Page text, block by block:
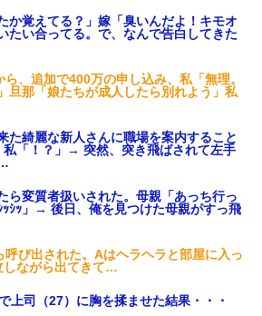
の治験
(※画像
たタ
、す
ｗｗｗ
氏、
で走
量を
２軍
まり悲
か覚えてる？」嫁「臭いんだよ！キモオ
たい合ってる。で、なんで告白してきた
、追加で400万の申し込み、私「無理。
旦那「娘たちが成人したら別れよう」私
た綺麗な新人さんに職場を案内すること
「！？」→ 突然、突き飛ばされて左手
ら変質者扱いされた。母親「あっち行っ
ｼｯ」→ 後日、俺を見つけた母親がすっ飛
び出された。Aはヘラヘラと部屋に入っ
しながら出てきて…
上司（27）に胸を揉ませた結果・・・